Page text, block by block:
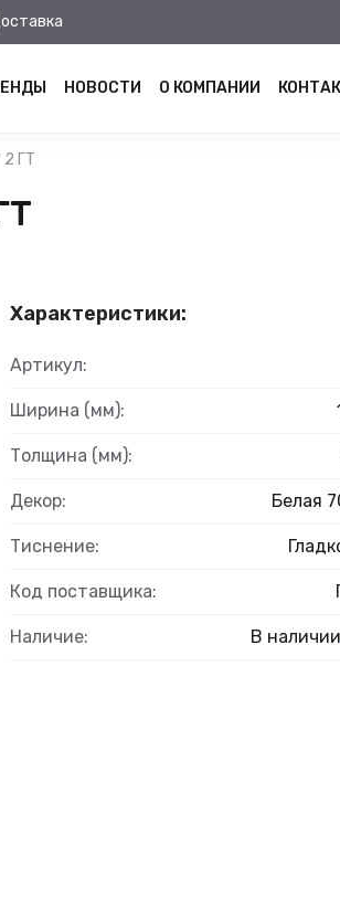
НОВОСТИ О КОМПАНИИ
2 ГТ
Характеристики:
Артикул:
Ширина (мм):
Толщина (мм):
Декор: Белая
Тиснение:
Код поставщика:
Наличие: В наличии